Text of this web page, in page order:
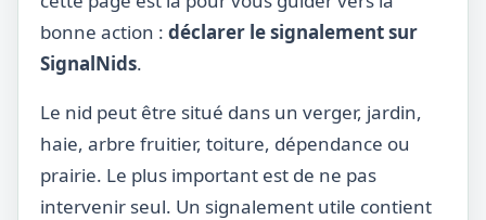
bonne action : déclarer le signalement sur
SignalNids.
Le nid peut être situé dans un verger, jardin,
haie, arbre fruitier, toiture, dépendance ou
prairie. Le plus important est de ne pas
intervenir seul. Un signalement utile contient